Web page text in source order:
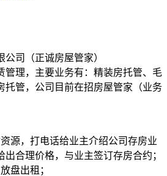
司（正诚房屋管家）
管理，主要业务有：精装房托管、毛
托管，公司目前在招房屋管家（业务
源，打电话给业主介绍公司存房业
合理价格，与业主签订存房合约；
盘出租；